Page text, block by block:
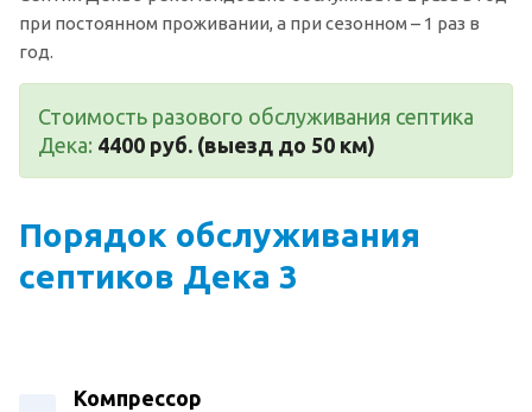
при постоянном проживании, а при сезонном – 1 раз в
год.
Стоимость разового обслуживания септика
Дека: 4400 руб. (выезд до 50 км)
Порядок обслуживания
септиков Дека 3
Компрессор